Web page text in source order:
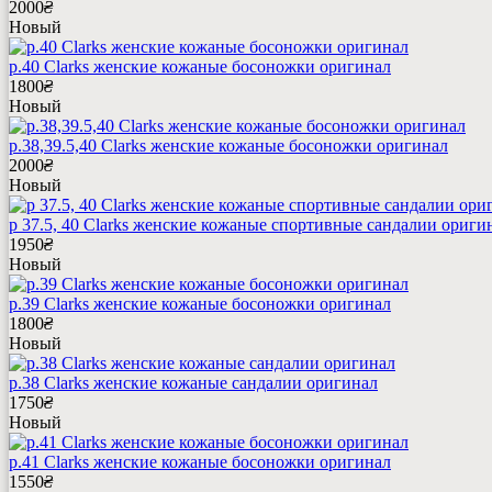
2000₴
Новый
р.40 Clarks женские кожаные босоножки оригинал
1800₴
Новый
р.38,39.5,40 Clarks женские кожаные босоножки оригинал
2000₴
Новый
р 37.5, 40 Clarks женские кожаные спортивные сандалии
1950₴
Новый
р.39 Clarks женские кожаные босоножки оригинал
1800₴
Новый
р.38 Clarks женские кожаные сандалии оригинал
1750₴
Новый
р.41 Clarks женские кожаные босоножки оригинал
1550₴